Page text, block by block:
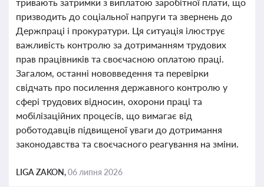
призводить до соціальної напруги та звернень до
Держпраці і прокуратури. Ця ситуація ілюструє
важливість контролю за дотриманням трудових
прав працівників та своєчасною оплатою праці.
Загалом, останні нововведення та перевірки
свідчать про посилення державного контролю у
сфері трудових відносин, охорони праці та
мобілізаційних процесів, що вимагає від
роботодавців підвищеної уваги до дотримання
законодавства та своєчасного реагування на зміни.
LIGA ZAKON,06 липня 2026